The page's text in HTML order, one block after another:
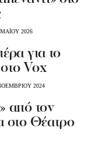
ΜΑΪΟΥ 2026
για το
Vox
2024
από τον
στο Θέατρο